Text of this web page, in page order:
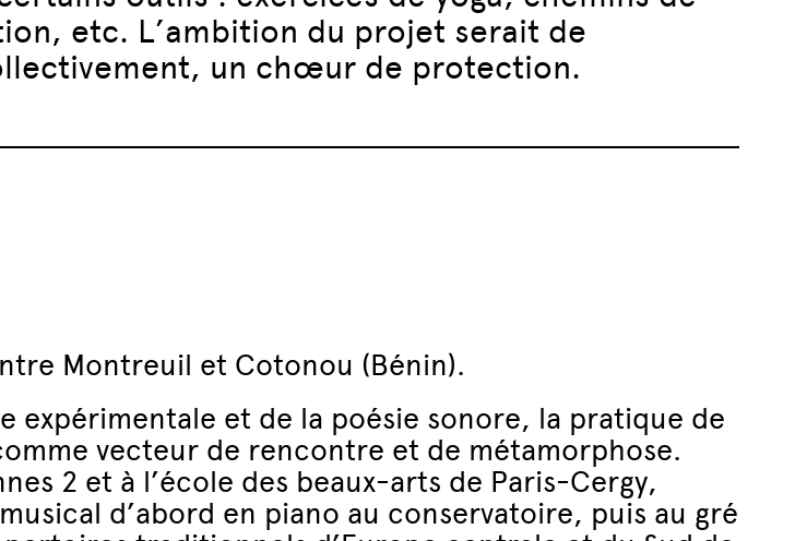
etc. L’ambition du projet serait de
un chœur de protection.
Montreuil et Cotonou (Bénin).
expérimentale et de la poésie sonore, la pratique de
vecteur de rencontre et de métamorphose.
2 et à l’école des beaux-arts de Paris-Cergy,
d’abord en piano au conservatoire, puis au gré